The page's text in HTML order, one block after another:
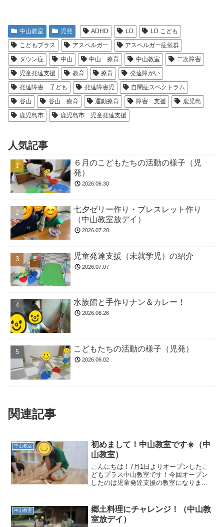
中山教室 児発 ADHD LD
LD こども
こどもプラス
アスペルガー
アスペルガー症候群
ダウン症
中山 中山 療育 中山教室
二次障害
児童発達支援
教育 療育
発達障がい
発達障害 子ども
発達障害児
自閉症スペクトラム
谷山
谷山 療育 運動療育 障害 支援
鹿児島
鹿児島市
鹿児島市 児童発達支援
人気記事
６月のこどもたちの活動の様子（児
発）
2026.06.30
七夕ゼリー作り・ブレスレット作り
（中山教室放デイ）
2026.07.20
児童発達支援（未就学児）の紹介
2026.07.07
水族館と手作りナン＆カレー！
2026.06.26
こどもたちの活動の様子（児発）
2026.06.02
関連記事
中山教室
初めまして！中山教室です☀️（中
山教室）
こんにちは！7月1日よりオープンしたこ
どもプラス中山教室です！今回オープン
したのは児童発達支援の教室になりま
活動作や巧緻性も高めていくことができ
ます！しかもこの運動遊...
中山教室
郷土料理にチャレンジ！（中山教
室放デイ）